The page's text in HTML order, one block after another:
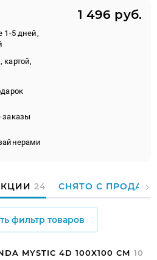
1 496 руб.
1-5 дней,
24 СНЯТО С
фильтр товаров
MYSTIC 4D 100X100 СМ 10